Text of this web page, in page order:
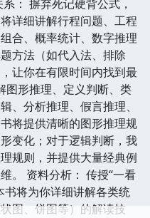
： 摒弃死记硬背公式，
详细讲解行程问题、工程
合、概率统计、数字推理
方法（如代入法、排除
让你在有限时间内找到最
图形推理、定义判断、类
、分析推理、假言推理、
将提供清晰的图形推理规
变化；对于逻辑判断，我
规则，并提供大量经典例
。 资料分析： 传授“一看
书将为你详细讲解各类统
图、饼图等）的解读技